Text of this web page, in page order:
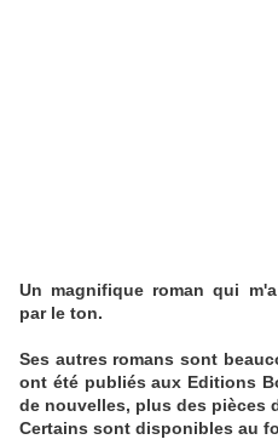
Un magnifique roman qui
par le ton.
Ses autres romans sont
ont été publiés aux Editions
de nouvelles, plus des pièces
Certains sont disponibles au